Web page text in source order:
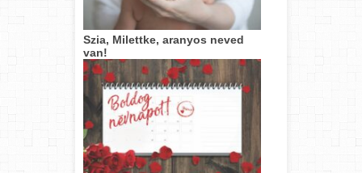
Szia, Milettke, aranyos neved
van!